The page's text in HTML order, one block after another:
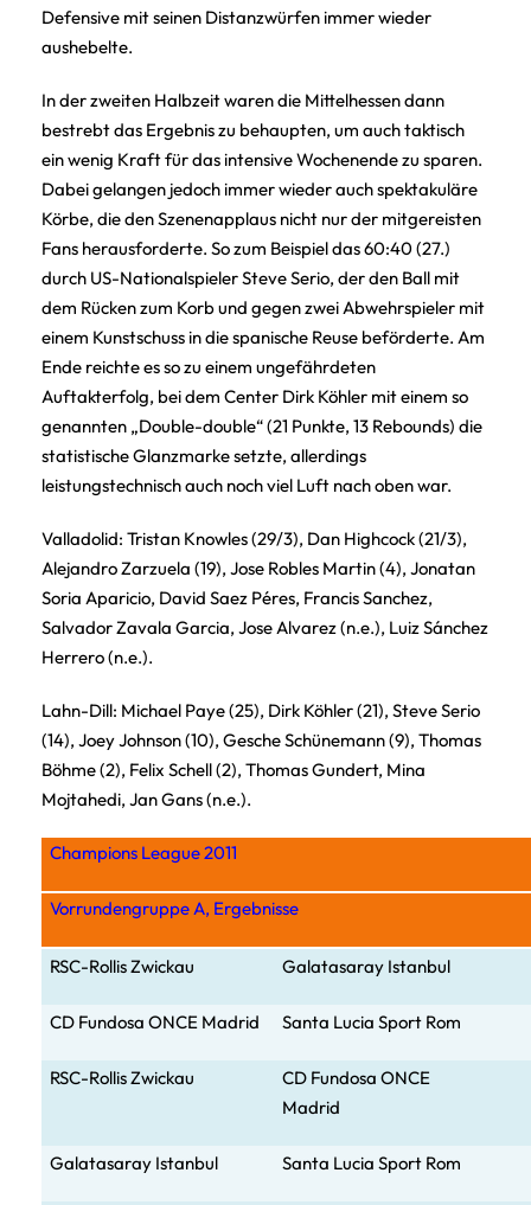
Defensive mit seinen Distanzwürfen immer wieder
aushebelte.
In der zweiten Halbzeit waren die Mittelhessen dann
bestrebt das Ergebnis zu behaupten, um auch taktisch
ein wenig Kraft für das intensive Wochenende zu sparen.
Dabei gelangen jedoch immer wieder auch spektakuläre
Körbe, die den Szenenapplaus nicht nur der mitgereisten
Fans herausforderte. So zum Beispiel das 60:40 (27.)
durch US-Nationalspieler Steve Serio, der den Ball mit
dem Rücken zum Korb und gegen zwei Abwehrspieler mit
einem Kunstschuss in die spanische Reuse beförderte. Am
Ende reichte es so zu einem ungefährdeten
Auftakterfolg, bei dem Center Dirk Köhler mit einem so
genannten „Double-double“ (21 Punkte, 13 Rebounds) die
statistische Glanzmarke setzte, allerdings
leistungstechnisch auch noch viel Luft nach oben war.
Valladolid: Tristan Knowles (29/3), Dan Highcock (21/3),
Alejandro Zarzuela (19), Jose Robles Martin (4), Jonatan
Soria Aparicio, David Saez Péres, Francis Sanchez,
Salvador Zavala Garcia, Jose Alvarez (n.e.), Luiz Sánchez
Herrero (n.e.).
Lahn-Dill: Michael Paye (25), Dirk Köhler (21), Steve Serio
(14), Joey Johnson (10), Gesche Schünemann (9), Thomas
Böhme (2), Felix Schell (2), Thomas Gundert, Mina
Mojtahedi, Jan Gans (n.e.).
Champions League 2011
Vorrundengruppe A, Ergebnisse
RSC-Rollis Zwickau Galatasaray Istanbul
CD Fundosa ONCE Madrid Santa Lucia Sport Rom
RSC-Rollis Zwickau
CD Fundosa ONCE
Madrid
Galatasaray Istanbul Santa Lucia Sport Rom